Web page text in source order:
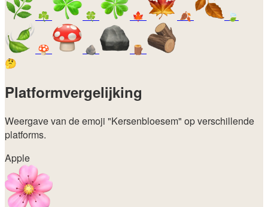
☘️ 🍀 🍁 🍂 🍃
🍄 🪨
🪵
🤔
Platformvergelijking
Weergave van de emoji "Kersenbloesem" op verschillende
platforms.
Apple